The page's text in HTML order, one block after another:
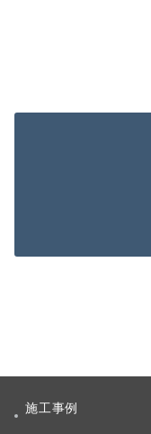
施工事例